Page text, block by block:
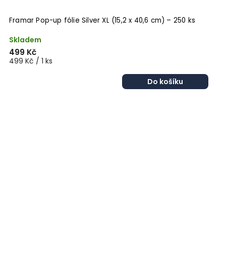
Framar Pop-up fólie Silver XL (15,2 x 40,6 cm) – 250 ks
Skladem
499 Kč
499 Kč / 1 ks
Do košíku